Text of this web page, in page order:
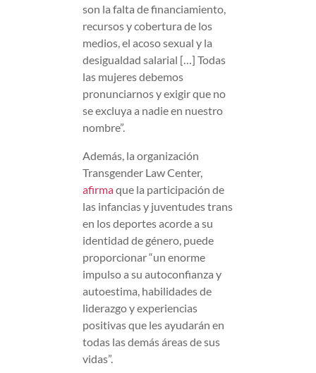
son la falta de financiamiento,
recursos y cobertura de los
medios, el acoso sexual y la
desigualdad salarial […] Todas
las mujeres debemos
pronunciarnos y exigir que no
se excluya a nadie en nuestro
nombre”.
Además, la organización
Transgender Law Center,
afirmaque la participación de
las infancias y juventudes trans
en los deportes acorde a su
identidad de género, puede
proporcionar “un enorme
impulso a su autoconfianza y
autoestima, habilidades de
liderazgo y experiencias
positivas que les ayudarán en
todas las demás áreas de sus
vidas”.